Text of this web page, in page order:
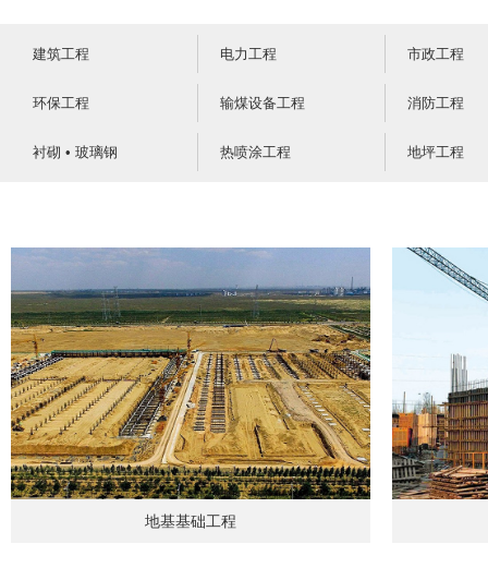
建筑工程 电力工程 市政工程
环保工程 输煤设备工程 消防工程
衬砌 • 玻璃钢 热喷涂工程 地坪工程
地基基础工程
地基基础工程